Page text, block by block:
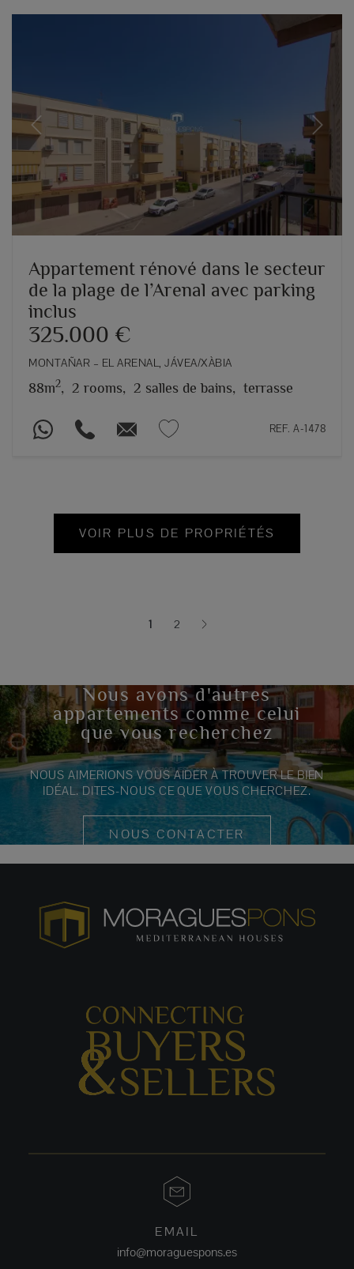
Previous Next
Appartement rénové dans le secteur
de la plage de l’Arenal avec parking
inclus
325.000 €
MONTAÑAR – EL ARENAL, JÁVEA/XÀBIA
88m2, 2 rooms, 2 salles de bains, terrasse
REF. A-1478
VOIR PLUS DE PROPRIÉTÉS
1(current)
2
Nous avons d'autres
appartements comme celui
que vous recherchez
NOUS AIMERIONS VOUS AIDER À TROUVER LE BIEN
IDÉAL. DITES-NOUS CE QUE VOUS CHERCHEZ.
NOUS CONTACTER
EMAIL
info@moraguespons.es